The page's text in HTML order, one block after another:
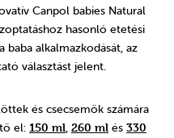
Canpol babies Natural
hasonló etetési
alkalmazkodását, az
választást jelent.
és csecsemők számára
el: 150 ml, 260 ml és 330